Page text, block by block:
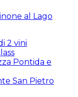
al Lago
2 vini
Pontida e
San Pietro